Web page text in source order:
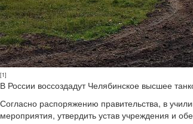
[1]
В России воссоздадут Челябинское высшее
Согласно распоряжению правительства, в
мероприятия, утвердить устав учреждения и